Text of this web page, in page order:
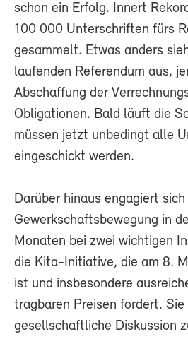
schon ein Erfolg. Innert
100 000 Unterschriften fürs
gesammelt. Etwas anders
laufenden Referendum aus,
Abschaffung der
Obligationen. Bald läuft die
müssen jetzt unbedingt alle
eingeschickt werden.
Darüber hinaus engagiert sich
Gewerkschaftsbewegung in
Monaten bei zwei wichtigen
die Kita-Initiative, die am 8.
ist und insbesondere
tragbaren Preisen fordert.
gesellschaftliche Diskussion